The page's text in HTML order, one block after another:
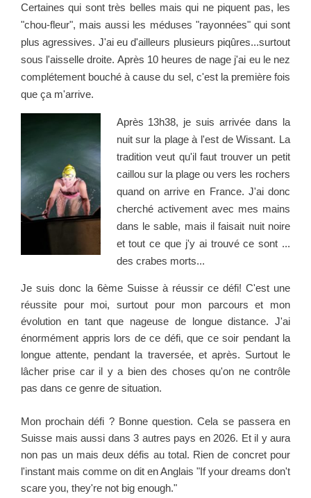
Certaines qui sont très belles mais qui ne piquent pas, les
"chou-fleur", mais aussi les méduses "rayonnées" qui sont
plus agressives. J'ai eu d'ailleurs plusieurs piqûres...surtout
sous l'aisselle droite. Après 10 heures de nage j'ai eu le nez
complétement bouché à cause du sel, c'est la première fois
que ça m'arrive.
Après 13h38, je suis arrivée dans la
nuit sur la plage à l'est de Wissant. La
tradition veut qu'il faut trouver un petit
caillou sur la plage ou vers les rochers
quand on arrive en France. J'ai donc
cherché activement avec mes mains
dans le sable, mais il faisait nuit noire
et tout ce que j'y ai trouvé ce sont ...
des crabes morts...
Je suis donc la 6ème Suisse à réussir ce défi! C'est une
réussite pour moi, surtout pour mon parcours et mon
évolution en tant que nageuse de longue distance. J'ai
énormément appris lors de ce défi, que ce soir pendant la
longue attente, pendant la traversée, et après. Surtout le
lâcher prise car il y a bien des choses qu'on ne contrôle
pas dans ce genre de situation.
Mon prochain défi ? Bonne question. Cela se passera en
Suisse mais aussi dans 3 autres pays en 2026. Et il y aura
non pas un mais deux défis au total. Rien de concret pour
l'instant mais comme on dit en Anglais "If your dreams don't
scare you, they're not big enough."